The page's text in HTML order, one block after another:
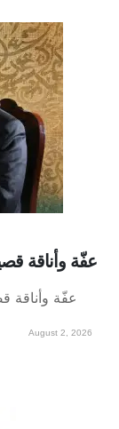
عفّة وأناقة
عفّة وأناقة
August 2, 2026